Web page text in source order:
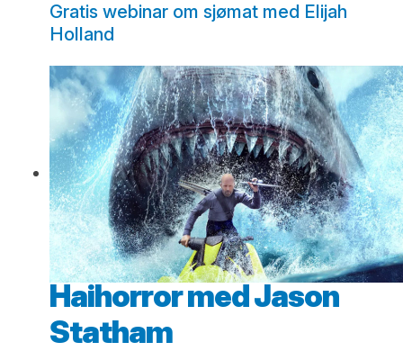
Gratis webinar om sjømat med Elijah
Holland
Haihorror med Jason
Statham